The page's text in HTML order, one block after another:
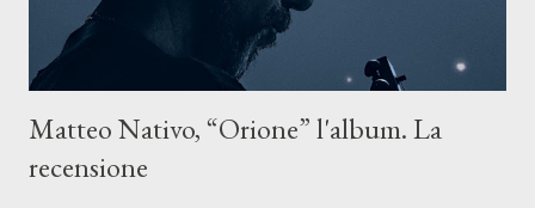
Matteo Nativo, “Orione” l'album. La
recensione